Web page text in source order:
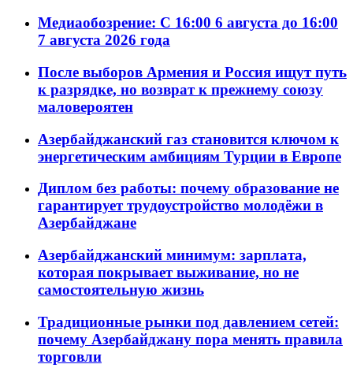
Медиаобозрение: С 16:00 6 августа до 16:00
7 августа 2026 года
После выборов Армения и Россия ищут путь
к разрядке, но возврат к прежнему союзу
маловероятен
Азербайджанский газ становится ключом к
энергетическим амбициям Турции в Европе
Диплом без работы: почему образование не
гарантирует трудоустройство молодёжи в
Азербайджане
Азербайджанский минимум: зарплата,
которая покрывает выживание, но не
самостоятельную жизнь
Традиционные рынки под давлением сетей:
почему Азербайджану пора менять правила
торговли